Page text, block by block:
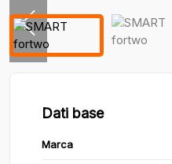
Dati base
Marca